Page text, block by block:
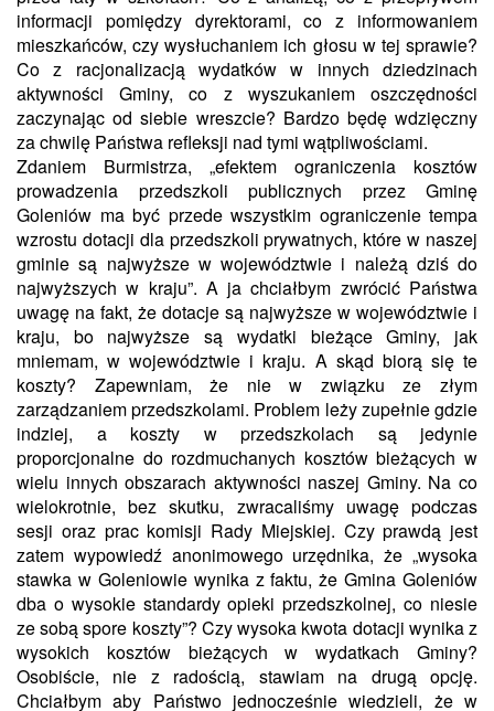
informacji pomiędzy dyrektorami, co z informowaniem
mieszkańców, czy wysłuchaniem ich głosu w tej sprawie?
Co z racjonalizacją wydatków w innych dziedzinach
aktywności Gminy, co z wyszukaniem oszczędności
zaczynając od siebie wreszcie? Bardzo będę wdzięczny
za chwilę Państwa refleksji nad tymi wątpliwościami.
Zdaniem Burmistrza, „efektem ograniczenia kosztów
prowadzenia przedszkoli publicznych przez Gminę
Goleniów ma być przede wszystkim ograniczenie tempa
wzrostu dotacji dla przedszkoli prywatnych, które w naszej
gminie są najwyższe w województwie i należą dziś do
najwyższych w kraju”. A ja chciałbym zwrócić Państwa
uwagę na fakt, że dotacje są najwyższe w województwie i
kraju, bo najwyższe są wydatki bieżące Gminy, jak
mniemam, w województwie i kraju. A skąd biorą się te
koszty? Zapewniam, że nie w związku ze złym
zarządzaniem przedszkolami. Problem leży zupełnie gdzie
indziej, a koszty w przedszkolach są jedynie
proporcjonalne do rozdmuchanych kosztów bieżących w
wielu innych obszarach aktywności naszej Gminy. Na co
wielokrotnie, bez skutku, zwracaliśmy uwagę podczas
sesji oraz prac komisji Rady Miejskiej. Czy prawdą jest
zatem wypowiedź anonimowego urzędnika, że „wysoka
stawka w Goleniowie wynika z faktu, że Gmina Goleniów
dba o wysokie standardy opieki przedszkolnej, co niesie
ze sobą spore koszty”? Czy wysoka kwota dotacji wynika z
wysokich kosztów bieżących w wydatkach Gminy?
Osobiście, nie z radością, stawiam na drugą opcję.
Chciałbym aby Państwo jednocześnie wiedzieli, że w